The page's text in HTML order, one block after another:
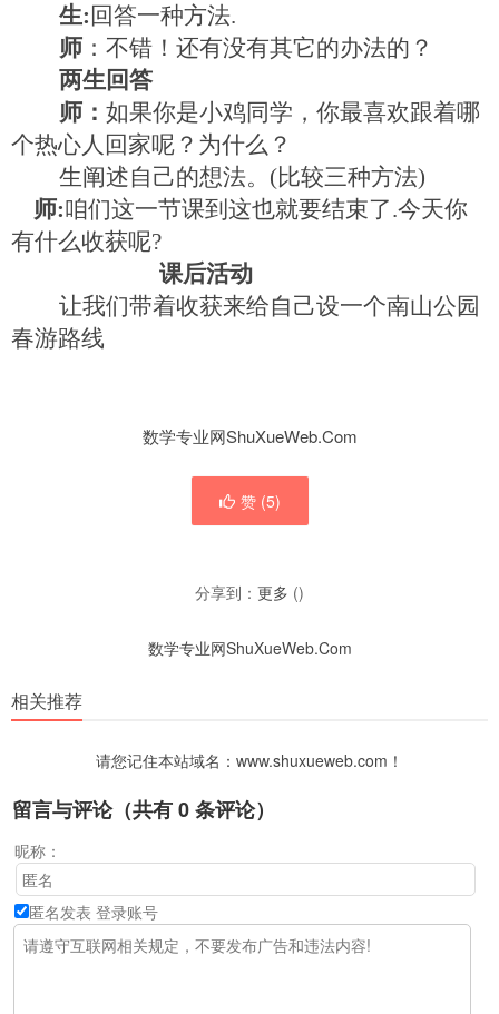
生: 回答一种方法.
师：不错！还有没有其它的办法的？
两生回答
师： 如果你是小鸡同学，你最喜欢跟着哪
个热心人回家呢？为什么？
生阐述自己的想法。 (比较三种方法)
师:咱们这一节课到这也就要结束了.今天你
有什么收获呢?
课后活动
让我们带着收获来给自己设一个南山公园
春游路线
数学专业网ShuXueWeb.Com
赞 (5)
分享到： 更多 ()
数学专业网ShuXueWeb.Com
相关推荐
请您记住本站域名：www.shuxueweb.com！
留言与评论（共有0条评论）
昵称：
匿名发表 登录账号